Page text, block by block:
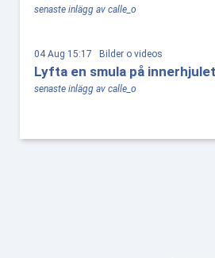
senaste inlägg av calle_o
04 Aug 15:17 Bilder o videos
Lyfta en smula på
senaste inlägg av calle_o